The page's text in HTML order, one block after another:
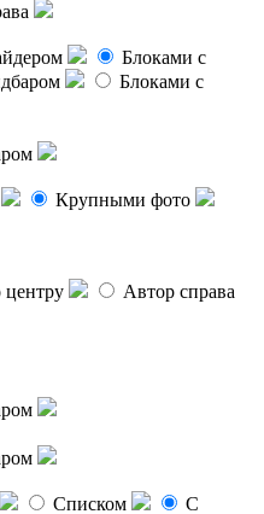
Блоками с
Блоками с
Крупными фото
центру Автор справа
Списком
С